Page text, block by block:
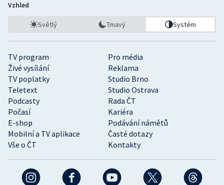
TV program
Pro média
Živé vysílání
Reklama
TV poplatky
Studio Brno
Teletext
Studio Ostrava
Podcasty
Rada ČT
Počasí
Kariéra
E-shop
Podávání námětů
Mobilní a TV aplikace
Časté dotazy
Vše o ČT
Kontakty
Vzhled
Světlý Tmavý Systém